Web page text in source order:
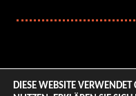
DIESE WEBSITE